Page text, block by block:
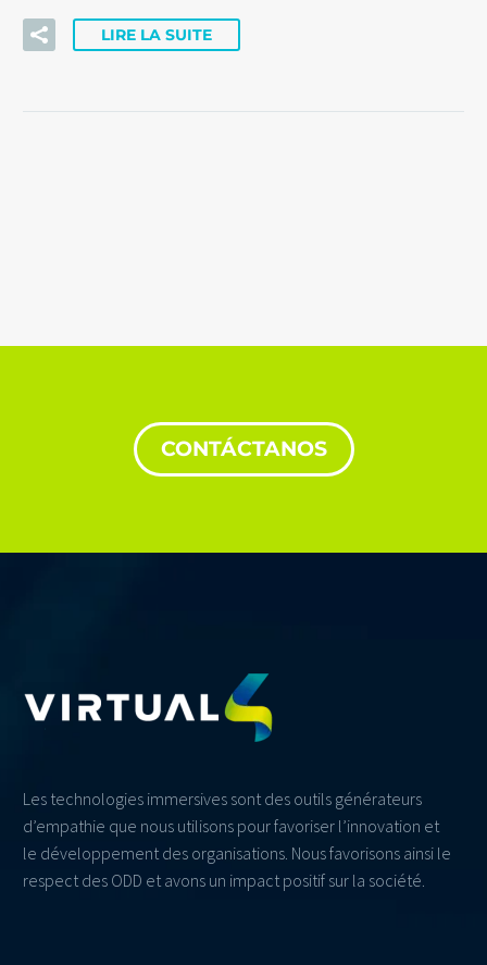
LIRE LA SUITE
CONTÁCTANOS
Les technologies immersives sont des outils générateurs
d’empathie que nous utilisons pour favoriser l’innovation et
le développement des organisations. Nous favorisons ainsi le
respect des ODD et avons un impact positif sur la société.